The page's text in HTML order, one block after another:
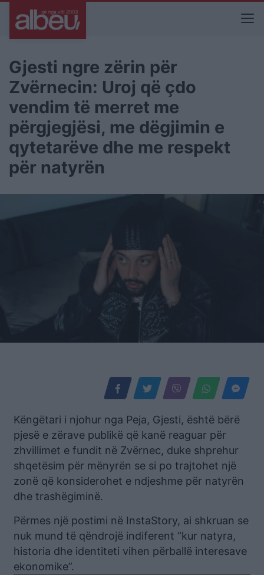
Gjesti ngre zërin për
Zvërnecin: Uroj që çdo
vendim të merret me
përgjegjësi, me dëgjimin e
qytetarëve dhe me respekt
për natyrën
Këngëtari i njohur nga Peja, Gjesti, është bërë
pjesë e zërave publikë që kanë reaguar për
zhvillimet e fundit në Zvërnec, duke shprehur
shqetësim për mënyrën se si po trajtohet një
zonë që konsiderohet e ndjeshme për natyrën
dhe trashëgiminë.
Përmes një postimi në InstaStory, ai shkruan se
nuk mund të qëndrojë indiferent “kur natyra,
historia dhe identiteti vihen përballë interesave
ekonomike”.